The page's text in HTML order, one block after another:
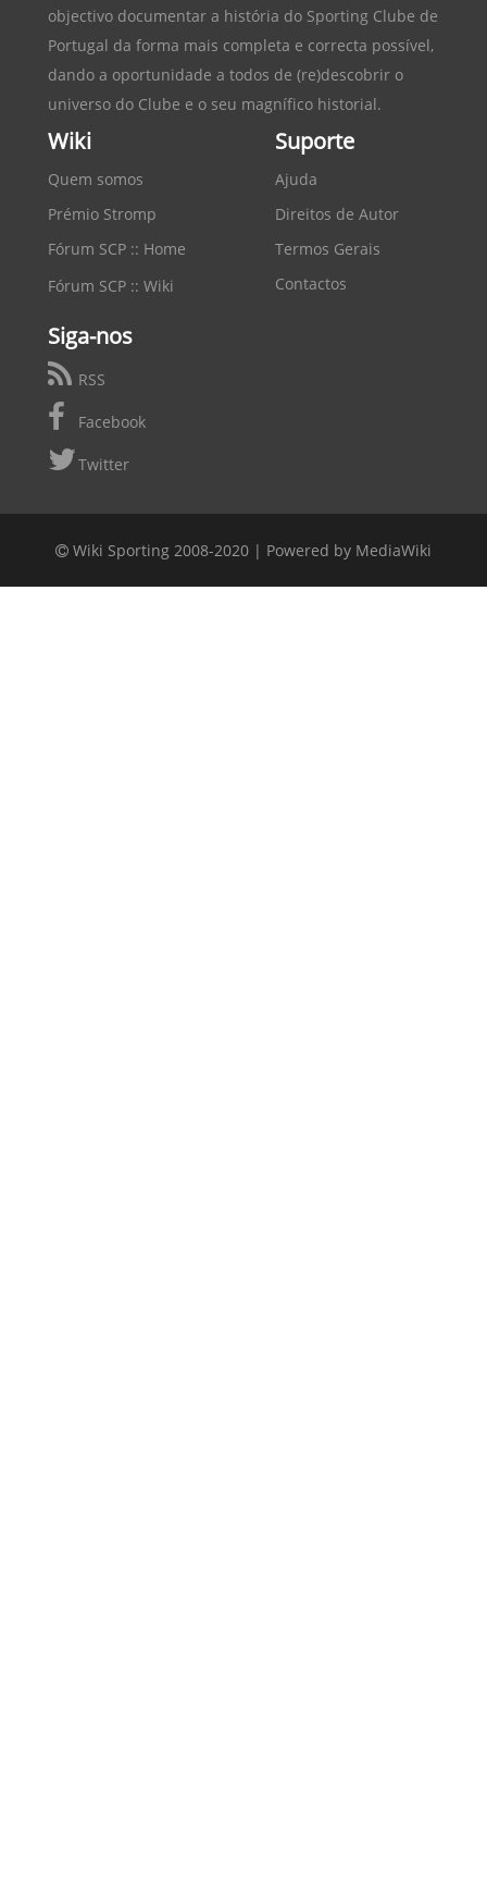
objectivo documentar a história do Sporting Clube de
Portugal da forma mais completa e correcta possível,
dando a oportunidade a todos de (re)descobrir o
universo do Clube e o seu magnífico historial.
Wiki
Quem somos
Prémio Stromp
Fórum SCP :: Home
Fórum SCP :: Wiki
Suporte
Ajuda
Direitos de Autor
Termos Gerais
Contactos
Siga-nos
RSS
Facebook
Twitter
Wiki Sporting 2008-2020 | Powered by MediaWiki